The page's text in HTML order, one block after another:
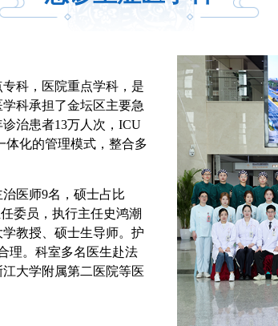
科，医院重点学科，是
科承担了金坛区主要急
治患者13万人次，ICU
体化的管理模式，整合多
医师9名，硕士占比
委员，执行主任史鸿潮
教授、硕士生导师。护
理。科室多名医生赴法
大学附属第二医院等医